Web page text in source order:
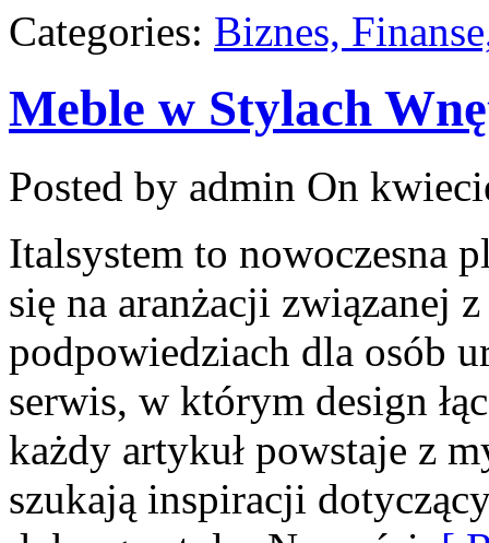
Categories: Biznes,
Meble w Stylach
Posted by admin On
Italsystem to nowoczesna
się na aranżacji związanej
podpowiedziach dla osób
serwis, w którym design
każdy artykuł powstaje z
szukają inspiracji